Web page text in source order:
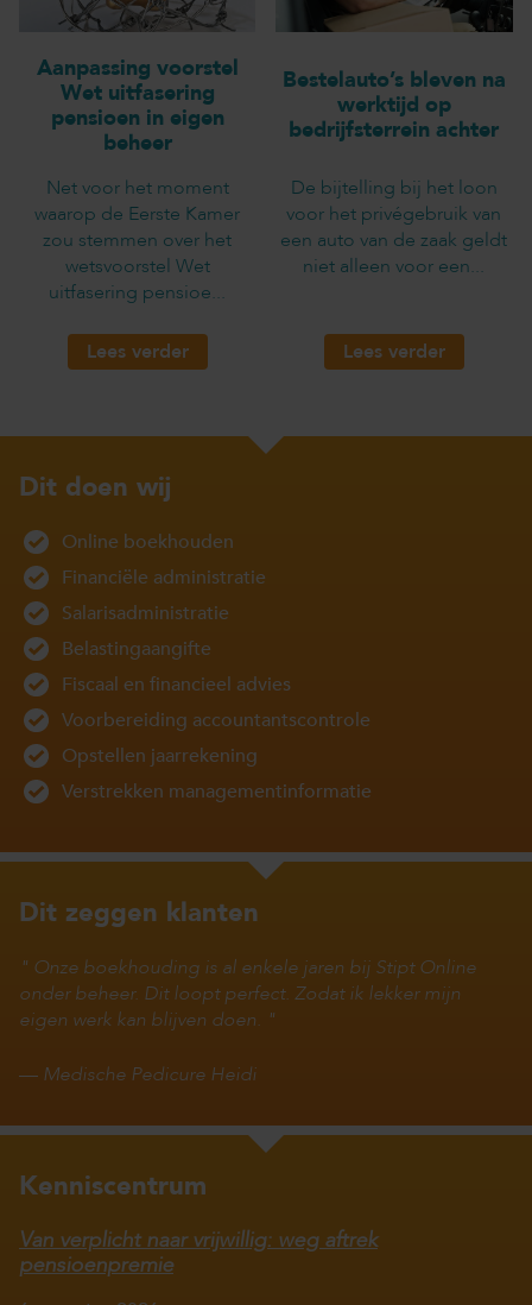
Aanpassing voorstel
Wet uitfasering
pensioen in eigen
beheer
Net voor het moment
waarop de Eerste Kamer
zou stemmen over het
wetsvoorstel Wet
uitfasering pensioe...
Lees verder
Bestelauto’s bleven na
werktijd op
bedrijfsterrein achter
De bijtelling bij het loon
voor het privégebruik van
een auto van de zaak geldt
niet alleen voor een...
Lees verder
Dit doen wij
Online boekhouden
Financiële administratie
Salarisadministratie
Belastingaangifte
Fiscaal en financieel advies
Voorbereiding accountantscontrole
Opstellen jaarrekening
Verstrekken managementinformatie
Dit zeggen klanten
Onze boekhouding is al enkele jaren bij Stipt Online
onder beheer. Dit loopt perfect. Zodat ik lekker mijn
eigen werk kan blijven doen.
— Medische Pedicure Heidi
Kenniscentrum
Van verplicht naar vrijwillig: weg aftrek
pensioenpremie